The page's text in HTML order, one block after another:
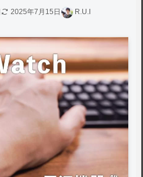
2025年7月15日 R.U.I